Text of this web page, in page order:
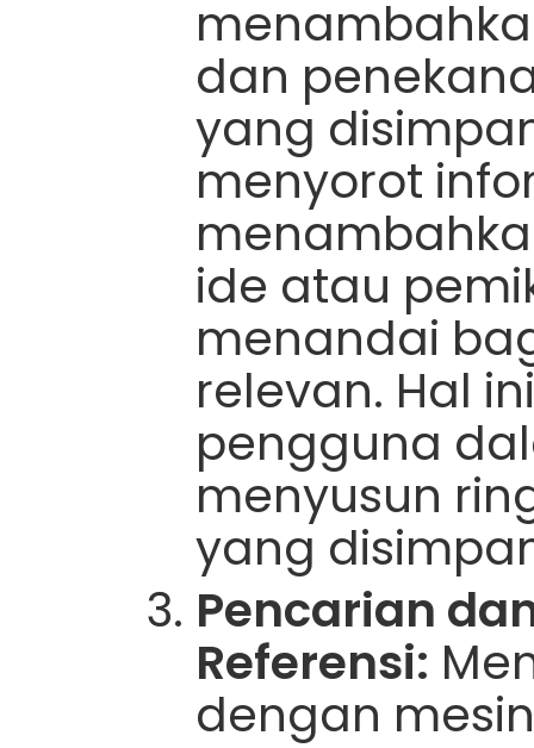
dan
yang
menyorot
ide atau
menandai
relevan. Hal
pengguna
menyusun
yang
Pencarian
Referensi:
dengan